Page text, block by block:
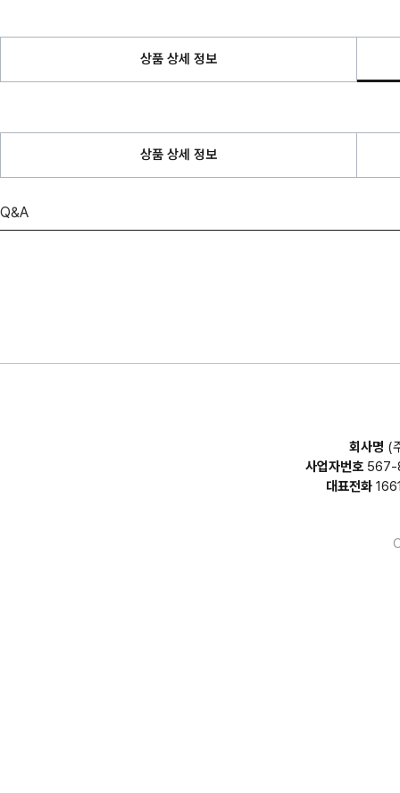
상품 상세 정보
상품 상세 정보
Q&A
회사명 (
사업자번호567-
대표전화